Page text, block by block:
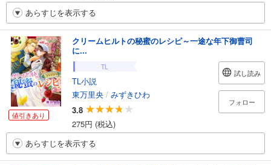
あらすじを表示する
値引きあり
クリームヒルトの秘蜜のレシピ～一途な年下御曹司
に...
TL
TL小説
東万里央 / みずきひわ
3.8
275円 (税込)
試し読み
フォロー
あらすじを表示する